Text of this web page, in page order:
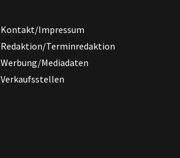
Kontakt/Impressum
Redaktion/Terminredaktion
Werbung/Mediadaten
Verkaufsstellen